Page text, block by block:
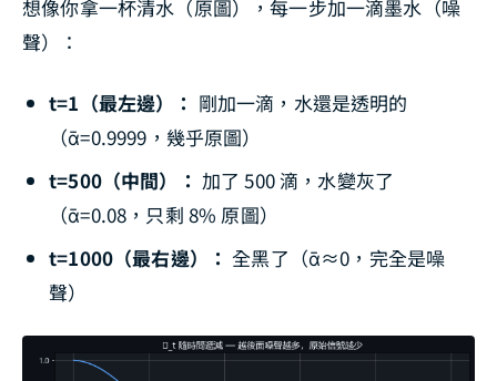
想像你拿一杯清水（原圖），每一步加一滴墨水（噪
聲）：
t=1（最左邊）： 剛加一滴，水還是透明的
（ᾱ=0.9999，幾乎原圖）
t=500（中間）： 加了 500 滴，水變灰了
（ᾱ=0.08，只剩 8% 原圖）
t=1000（最右邊）： 全黑了（ᾱ≈0，完全是噪
聲）